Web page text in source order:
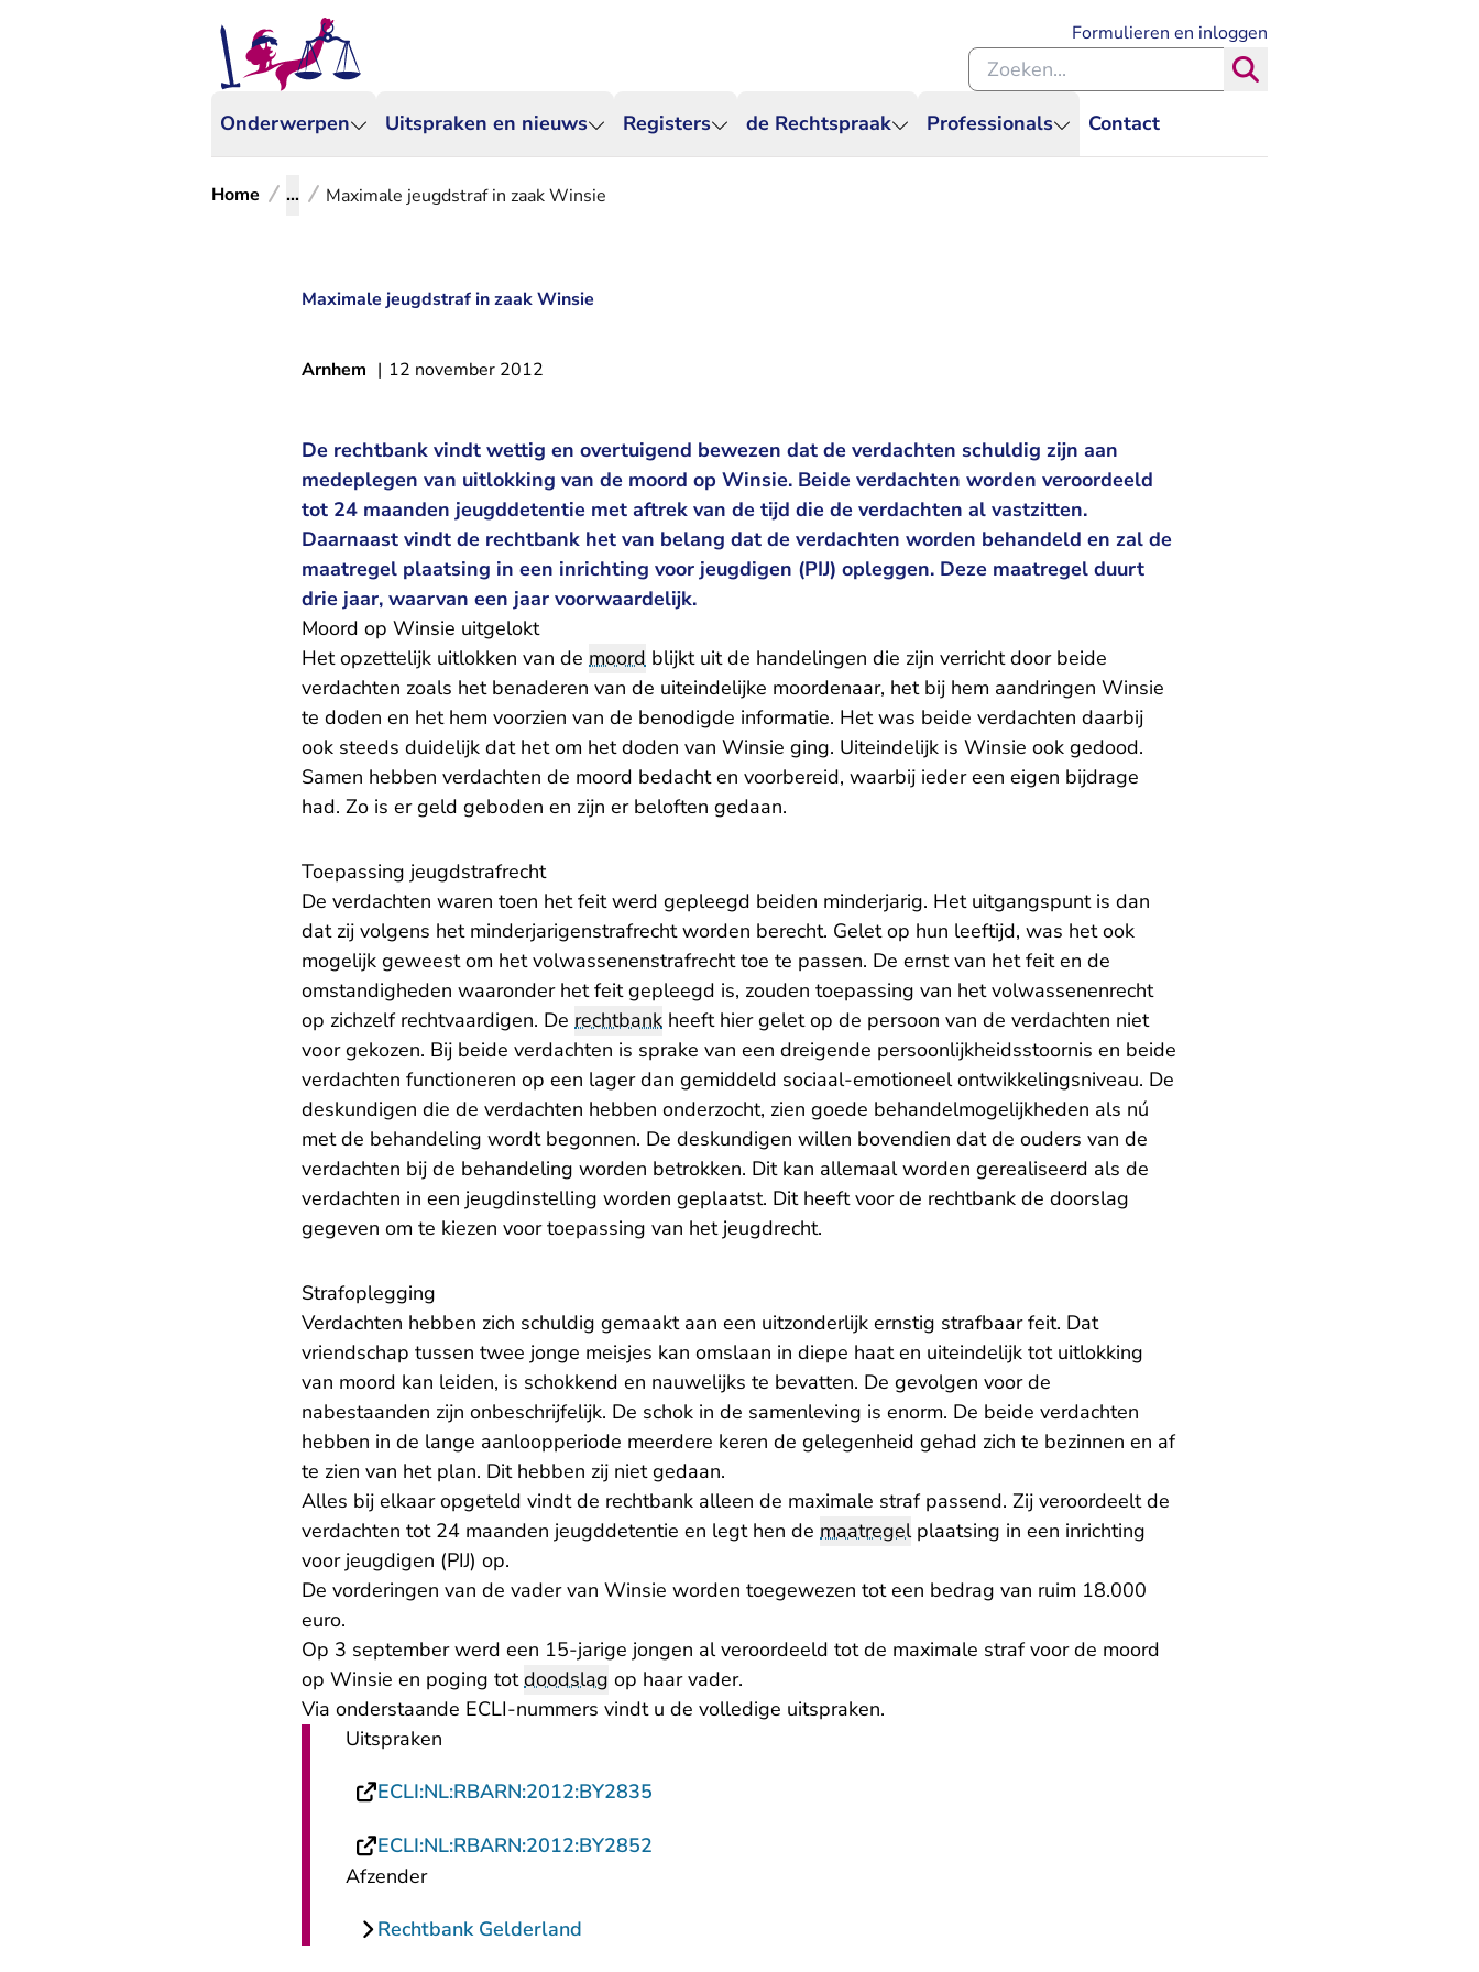
Onderwerpen Uitspraken en nieuws Registers de Rechtspraak Professionals Contact
Formulieren en inloggen
Zoeken binnen de Rechtspraak
Home ... Maximale jeugdstraf in zaak Winsie
Maximale jeugdstraf in zaak Winsie
Arnhem | 12 november 2012
De rechtbank vindt wettig en overtuigend bewezen dat de verdachten schuldig zijn aan
medeplegen van uitlokking van de moord op Winsie. Beide verdachten worden veroordeeld
tot 24 maanden jeugddetentie met aftrek van de tijd die de verdachten al vastzitten.
Daarnaast vindt de rechtbank het van belang dat de verdachten worden behandeld en zal de
maatregel plaatsing in een inrichting voor jeugdigen (PIJ) opleggen. Deze maatregel duurt
drie jaar, waarvan een jaar voorwaardelijk.
Moord op Winsie uitgelokt
Het opzettelijk uitlokken van de moord blijkt uit de handelingen die zijn verricht door beide
verdachten zoals het benaderen van de uiteindelijke moordenaar, het bij hem aandringen Winsie
te doden en het hem voorzien van de benodigde informatie. Het was beide verdachten daarbij
ook steeds duidelijk dat het om het doden van Winsie ging. Uiteindelijk is Winsie ook gedood.
Samen hebben verdachten de moord bedacht en voorbereid, waarbij ieder een eigen bijdrage
had. Zo is er geld geboden en zijn er beloften gedaan.
Toepassing jeugdstrafrecht
De verdachten waren toen het feit werd gepleegd beiden minderjarig. Het uitgangspunt is dan
dat zij volgens het minderjarigenstrafrecht worden berecht. Gelet op hun leeftijd, was het ook
mogelijk geweest om het volwassenenstrafrecht toe te passen. De ernst van het feit en de
omstandigheden waaronder het feit gepleegd is, zouden toepassing van het volwassenenrecht
op zichzelf rechtvaardigen. De rechtbank heeft hier gelet op de persoon van de verdachten niet
voor gekozen. Bij beide verdachten is sprake van een dreigende persoonlijkheidsstoornis en beide
verdachten functioneren op een lager dan gemiddeld sociaal-emotioneel ontwikkelingsniveau. De
deskundigen die de verdachten hebben onderzocht, zien goede behandelmogelijkheden als nú
met de behandeling wordt begonnen. De deskundigen willen bovendien dat de ouders van de
verdachten bij de behandeling worden betrokken. Dit kan allemaal worden gerealiseerd als de
verdachten in een jeugdinstelling worden geplaatst. Dit heeft voor de rechtbank de doorslag
gegeven om te kiezen voor toepassing van het jeugdrecht.
Strafoplegging
Verdachten hebben zich schuldig gemaakt aan een uitzonderlijk ernstig strafbaar feit. Dat
vriendschap tussen twee jonge meisjes kan omslaan in diepe haat en uiteindelijk tot uitlokking
van moord kan leiden, is schokkend en nauwelijks te bevatten. De gevolgen voor de
nabestaanden zijn onbeschrijfelijk. De schok in de samenleving is enorm. De beide verdachten
hebben in de lange aanloopperiode meerdere keren de gelegenheid gehad zich te bezinnen en af
te zien van het plan. Dit hebben zij niet gedaan.
Alles bij elkaar opgeteld vindt de rechtbank alleen de maximale straf passend. Zij veroordeelt de
verdachten tot 24 maanden jeugddetentie en legt hen de maatregelplaatsing in een inrichting
voor jeugdigen (PIJ) op.
De vorderingen van de vader van Winsie worden toegewezen tot een bedrag van ruim 18.000
euro.
Op 3 september werd een 15-jarige jongen al veroordeeld tot de maximale straf voor de moord
op Winsie en poging totdoodslag op haar vader.
Via onderstaande ECLI-nummers vindt u de volledige uitspraken.
Uitspraken
ECLI:NL:RBARN:2012:BY2835
ECLI:NL:RBARN:2012:BY2852
Afzender
Rechtbank Gelderland